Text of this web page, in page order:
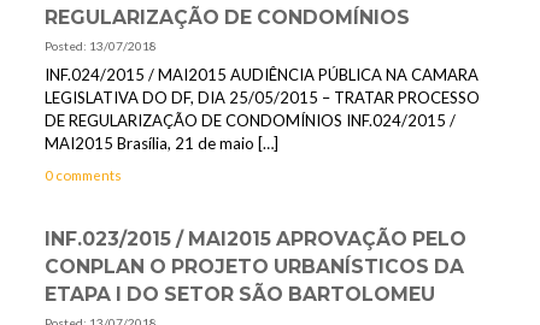
REGULARIZAÇÃO DE CONDOMÍNIOS
Posted: 13/07/2018
INF.024/2015 / MAI2015 AUDIÊNCIA PÚBLICA NA CAMARA
LEGISLATIVA DO DF, DIA 25/05/2015 – TRATAR PROCESSO
DE REGULARIZAÇÃO DE CONDOMÍNIOS INF.024/2015 /
MAI2015 Brasília, 21 de maio […]
0 comments
INF.023/2015 / MAI2015 APROVAÇÃO PELO
CONPLAN O PROJETO URBANÍSTICOS DA
ETAPA I DO SETOR SÃO BARTOLOMEU